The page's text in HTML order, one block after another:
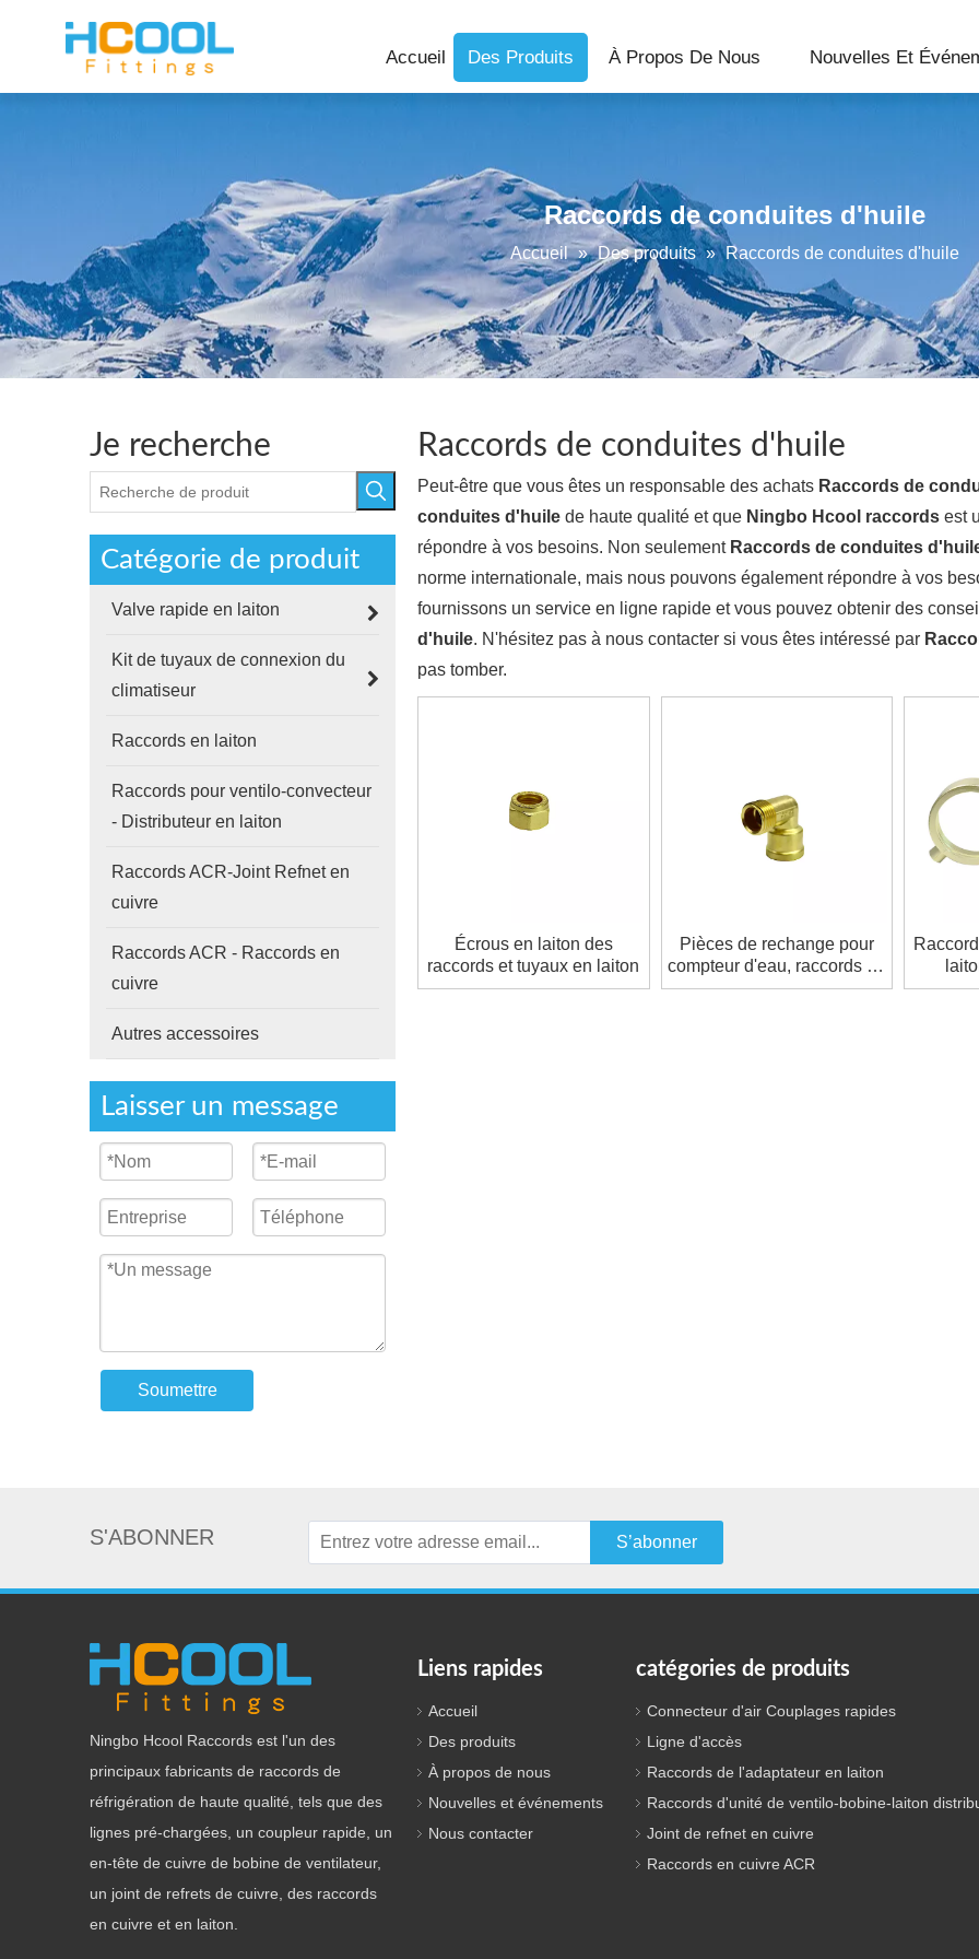
Accueil Des Produits À Propos De Nous Nouvelles Et
Raccords de conduites d'huile
Accueil » Des produits » Raccords de conduites d'huile
Je recherche
Catégorie de produit
Valve rapide en laiton
Kit de tuyaux de connexion du
climatiseur
Raccords en laiton
Raccords pour ventilo-convecteur
- Distributeur en laiton
Raccords ACR-Joint Refnet en
cuivre
Raccords ACR - Raccords en
cuivre
Autres accessoires
Laisser un message
Soumettre
Raccords de conduites d'huile
Peut-être que vous êtes un responsable des achats Raccords de
conduites d'huile de haute qualité et que Ningbo Hcool raccords est
répondre à vos besoins. Non seulement Raccords de conduites
norme internationale, mais nous pouvons également répondre à vos
fournissons un service en ligne rapide et vous pouvez obtenir des
d'huile. N'hésitez pas à nous contacter si vous êtes intéressé par
pas tomber.
Écrous en laiton des
raccords et tuyaux en laiton
Pièces de rechange pour
compteur d'eau, raccords en
laiton pour Pex
S'ABONNER S’abonner
Ningbo Hcool Raccords est l'un des
principaux fabricants de raccords de
réfrigération de haute qualité, tels que des
lignes pré-chargées, un coupleur rapide, un
en-tête de cuivre de bobine de ventilateur,
un joint de refrets de cuivre, des raccords
en cuivre et en laiton.
Liens rapides
Accueil
Des produits
À propos de nous
Nouvelles et événements
Nous contacter
catégories de produits
Connecteur d'air Couplages rapides
Ligne d'accès
Raccords de l'adaptateur en laiton
Raccords d'unité de ventilo-bobine-laiton
Joint de refnet en cuivre
Raccords en cuivre ACR